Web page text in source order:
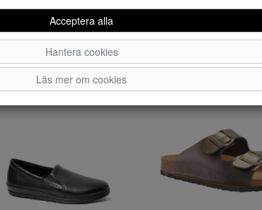
grå
från Rohde.
41 42 43 44 45 46 47
Rohde
Tofflor från Rohde.
45
Acceptera alla
Hantera cookies
Läs mer om cookies